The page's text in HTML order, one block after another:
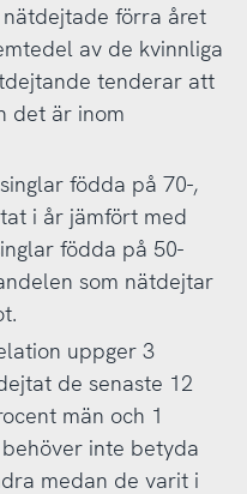
förra året
av de kvinnliga
tenderar att
det är inom
födda på 70-,
i år jämfört med
födda på 50-
som nätdejtar
uppger 3
de senaste 12
män och 1
inte betyda
medan de varit i